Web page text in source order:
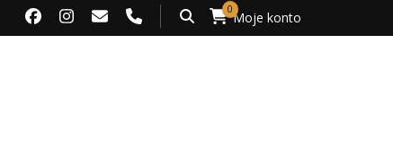
Moje konto
0